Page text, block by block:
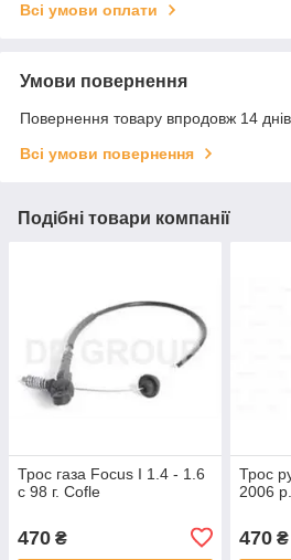
Всі умови оплати
Умови повернення
Повернення товару впродовж 14
Всі умови повернення
Подібні товари компанії
Трос газа Focus I 1.4 - 1.6
с 98 г. Cofle
470 ₴
Трос
2006
470₴